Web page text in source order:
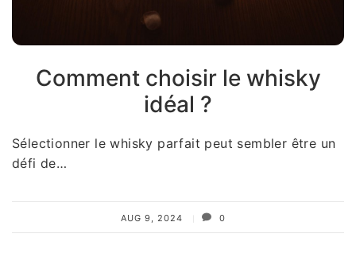
Comment choisir le whisky
idéal ?
Sélectionner le whisky parfait peut sembler être un
défi de…
AUG 9, 2024 0